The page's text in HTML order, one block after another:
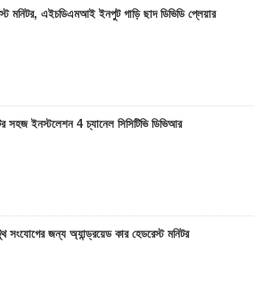
মনিটর, এইচডিএমআই ইনপুট গাড়ি ছাদ ডিভিডি প্লেয়ার
সহজ ইনস্টলেশন 4 চ্যানেল সিসিটিভি ডিভিআর
সংযোগের জন্য অ্যান্ড্রয়েড কার হেডরেস্ট মনিটর